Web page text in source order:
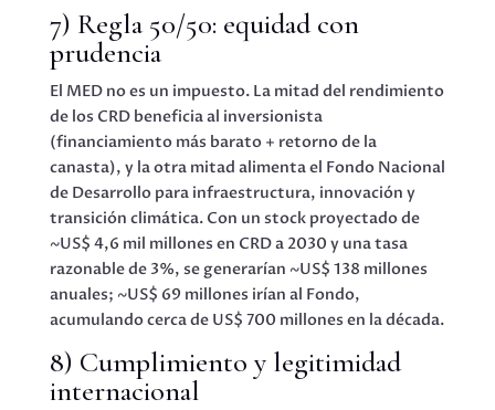
7) Regla 50/50: equidad con
prudencia
El MED no es un impuesto. La mitad del rendimiento
de los CRD beneficia al inversionista
(financiamiento más barato + retorno de la
canasta), y la otra mitad alimenta el Fondo Nacional
de Desarrollo para infraestructura, innovación y
transición climática. Con un stock proyectado de
~US$ 4,6 mil millones en CRD a 2030 y una tasa
razonable de 3%, se generarían ~US$ 138 millones
anuales; ~US$ 69 millones irían al Fondo,
acumulando cerca de US$ 700 millones en la década.
8) Cumplimiento y legitimidad
internacional